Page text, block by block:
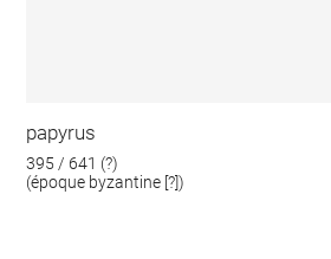
papyrus
395 / 641 (?)
(époque byzantine [?])